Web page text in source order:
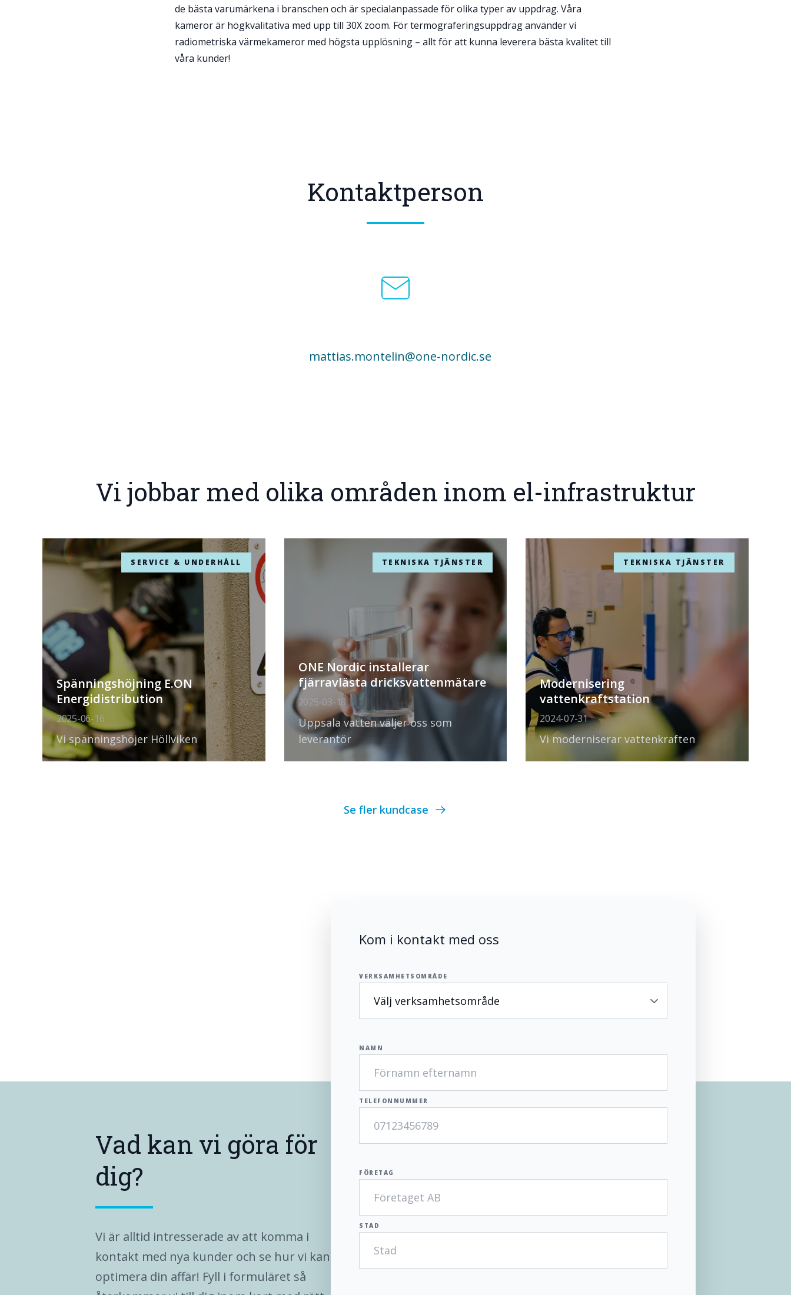
de bästa varumärkena i branschen och är specialanpassade för olika typer av uppdrag. Våra
kameror är högkvalitativa med upp till 30X zoom. För termograferingsuppdrag använder vi
radiometriska värmekameror med högsta upplösning – allt för att kunna leverera bästa kvalitet till
våra kunder!
Kontaktperson
mattias.montelin@one-nordic.se
Vi jobbar med olika områden inom el-infrastruktur
SERVICE & UNDERHÅLL
Spänningshöjning E.ON
Energidistribution
2025-06-16
Vi spänningshöjer Höllviken
TEKNISKA TJÄNSTER
ONE Nordic installerar
fjärravlästa dricksvattenmätare
2025-03-18
Uppsala vatten väljer oss som
leverantör
TEKNISKA TJÄNSTER
Modernisering
vattenkraftstation
2024-07-31
Vi moderniserar vattenkraften
Se fler kundcase
Vad kan vi göra för
dig?
Vi är alltid intresserade av att komma i
kontakt med nya kunder och se hur vi kan
optimera din affär! Fyll i formuläret så
Kom i kontakt med oss
VERKSAMHETSOMRÅDE
NAMN
TELEFONNUMMER
FÖRETAG
STAD